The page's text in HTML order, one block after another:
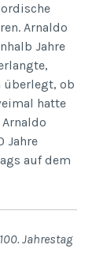
Arnaldo
Jahre
überlegt, ob
hatte
Jahre
auf dem
Jahrestag